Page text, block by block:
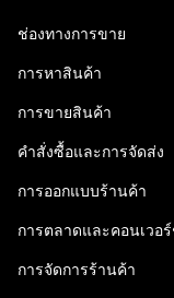
ช่องทางการขาย
การหาสินค้า
การขายสินค้า
คำสั่งซื้อและการจัดส่ง
การออกแบบร้านค้า
การตลาดและคอนเวอ
การจัดการร้านค้า